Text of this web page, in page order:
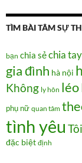
TÌM BÀI TÂM SỰ
bạn chia sẻchia tay
gia đình hà nội
Không ly hôn léo
phụ nữ quan tâm
tình yêu Tôi
đặc biệt định